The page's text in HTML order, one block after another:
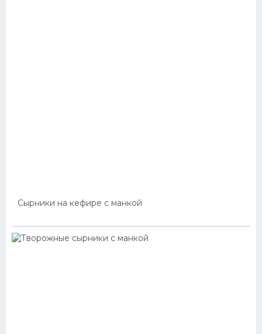
Сырники на кефире с манкой